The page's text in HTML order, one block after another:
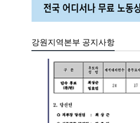
강원지역본부 공지사항